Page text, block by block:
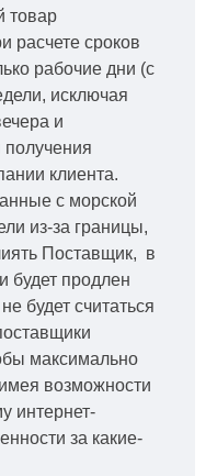
товар
расчете сроков
рабочие дни (с
исключая
и
клиента.
с морской
из-за границы,
Поставщик, в
будет продлен
будет считаться
максимально
возможности
интернет-
за какие-